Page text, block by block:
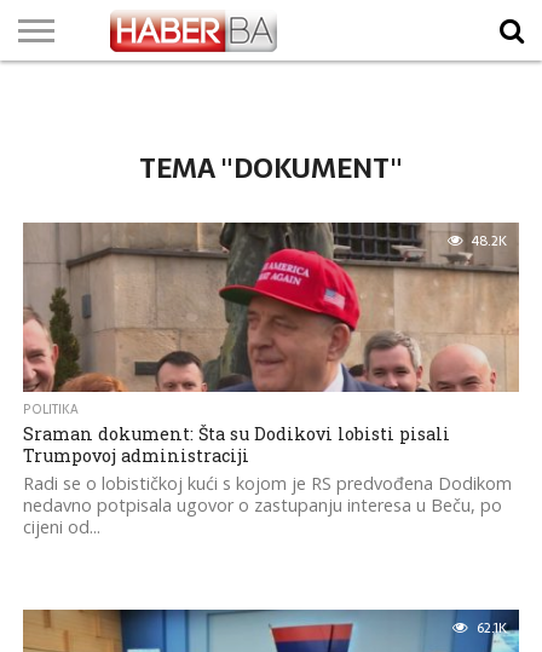
TEMA "DOKUMENT"
48.2K
POLITIKA
Sraman dokument: Šta su Dodikovi lobisti pisali
Trumpovoj administraciji
Radi se o lobističkoj kući s kojom je RS predvođena Dodikom
nedavno potpisala ugovor o zastupanju interesa u Beču, po
cijeni od...
62.1K